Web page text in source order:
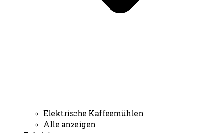
Elektrische Kaffeemühlen
Alle anzeigen